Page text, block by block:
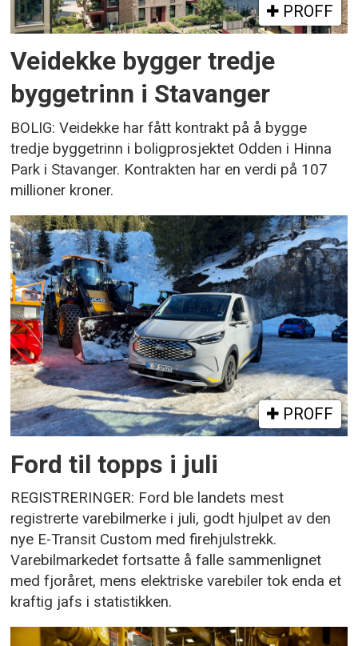
PROFF
Veidekke bygger tredje
byggetrinn i Stavanger
BOLIG: Veidekke har fått kontrakt på å bygge
tredje byggetrinn i boligprosjektet Odden i Hinna
Park i Stavanger. Kontrakten har en verdi på 107
millioner kroner.
PROFF
Ford til topps i juli
REGISTRERINGER: Ford ble landets mest
registrerte varebilmerke i juli, godt hjulpet av den
nye E-Transit Custom med firehjulstrekk.
Varebilmarkedet fortsatte å falle sammenlignet
med fjoråret, mens elektriske varebiler tok enda et
kraftig jafs i statistikken.